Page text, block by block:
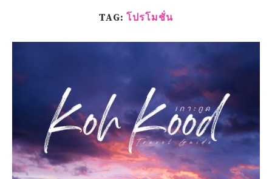
TAG: โปรโมชั่น